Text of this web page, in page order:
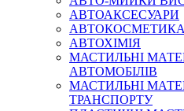
АВТОАКСЕСУАРИ
АВТОКОСМЕТИКА
АВТОХІМІЯ
МАСТИЛЬНІ
АВТОМОБІЛІВ
МАСТИЛЬНІ
ТРАНСПОРТУ